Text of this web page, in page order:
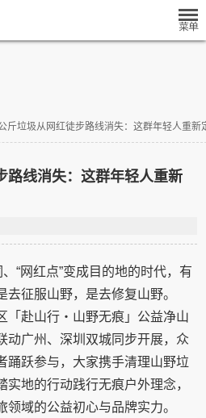
斤垃圾从网红徒步路线消失：这群年轻人重新
路线消失：这群年轻人重新
“网红点”变成目的地的时代，有
征服山野，是去修复山野。
「赴山行・山野无痕」公益净山
动广州、深圳双城同步开展，众
踊跃参与，大家携手清理山野垃
地的行动践行无痕户外理念，
域的公益初心与品牌实力。